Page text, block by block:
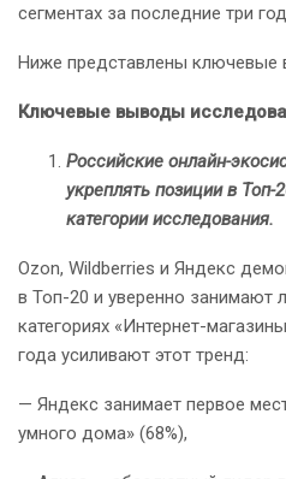
сегментах за последние три
Ниже представлены ключевые
Ключевые выводы
Российские онлайн-
укреплять позиции в
категории исследования.
Ozon, Wildberries и Яндекс
в Топ-20 и уверенно занимают
категориях «Интернет-
года усиливают этот тренд:
— Яндекс занимает первое
умного дома» (68%),